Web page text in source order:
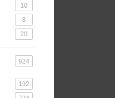
10
8
20
924
192